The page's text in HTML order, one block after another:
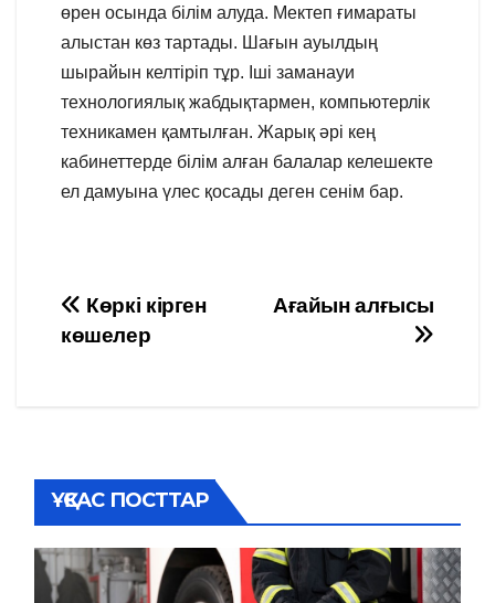
өрен осында білім алуда. Мектеп ғимараты
алыстан көз тартады. Шағын ауылдың
шырайын келтіріп тұр. Іші заманауи
технологиялық жабдықтармен, компьютерлік
техникамен қамтылған. Жарық әрі кең
кабинеттерде білім алған балалар келешекте
ел дамуына үлес қосады деген сенім бар.
Навигация
Ағайын алғысы
Көркі кірген
көшелер
ҰҚСАС ПОСТТАР